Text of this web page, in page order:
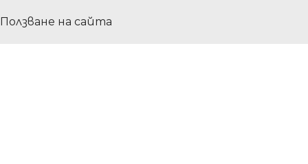
Ползване на сайта